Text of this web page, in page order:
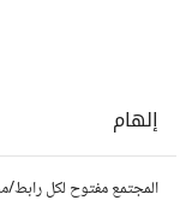
إلهام
المجتمع مفتوح لكل رابط/